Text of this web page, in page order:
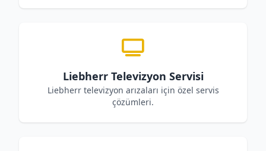
Liebherr Televizyon Servisi
Liebherr televizyon arızaları için özel servis
çözümleri.